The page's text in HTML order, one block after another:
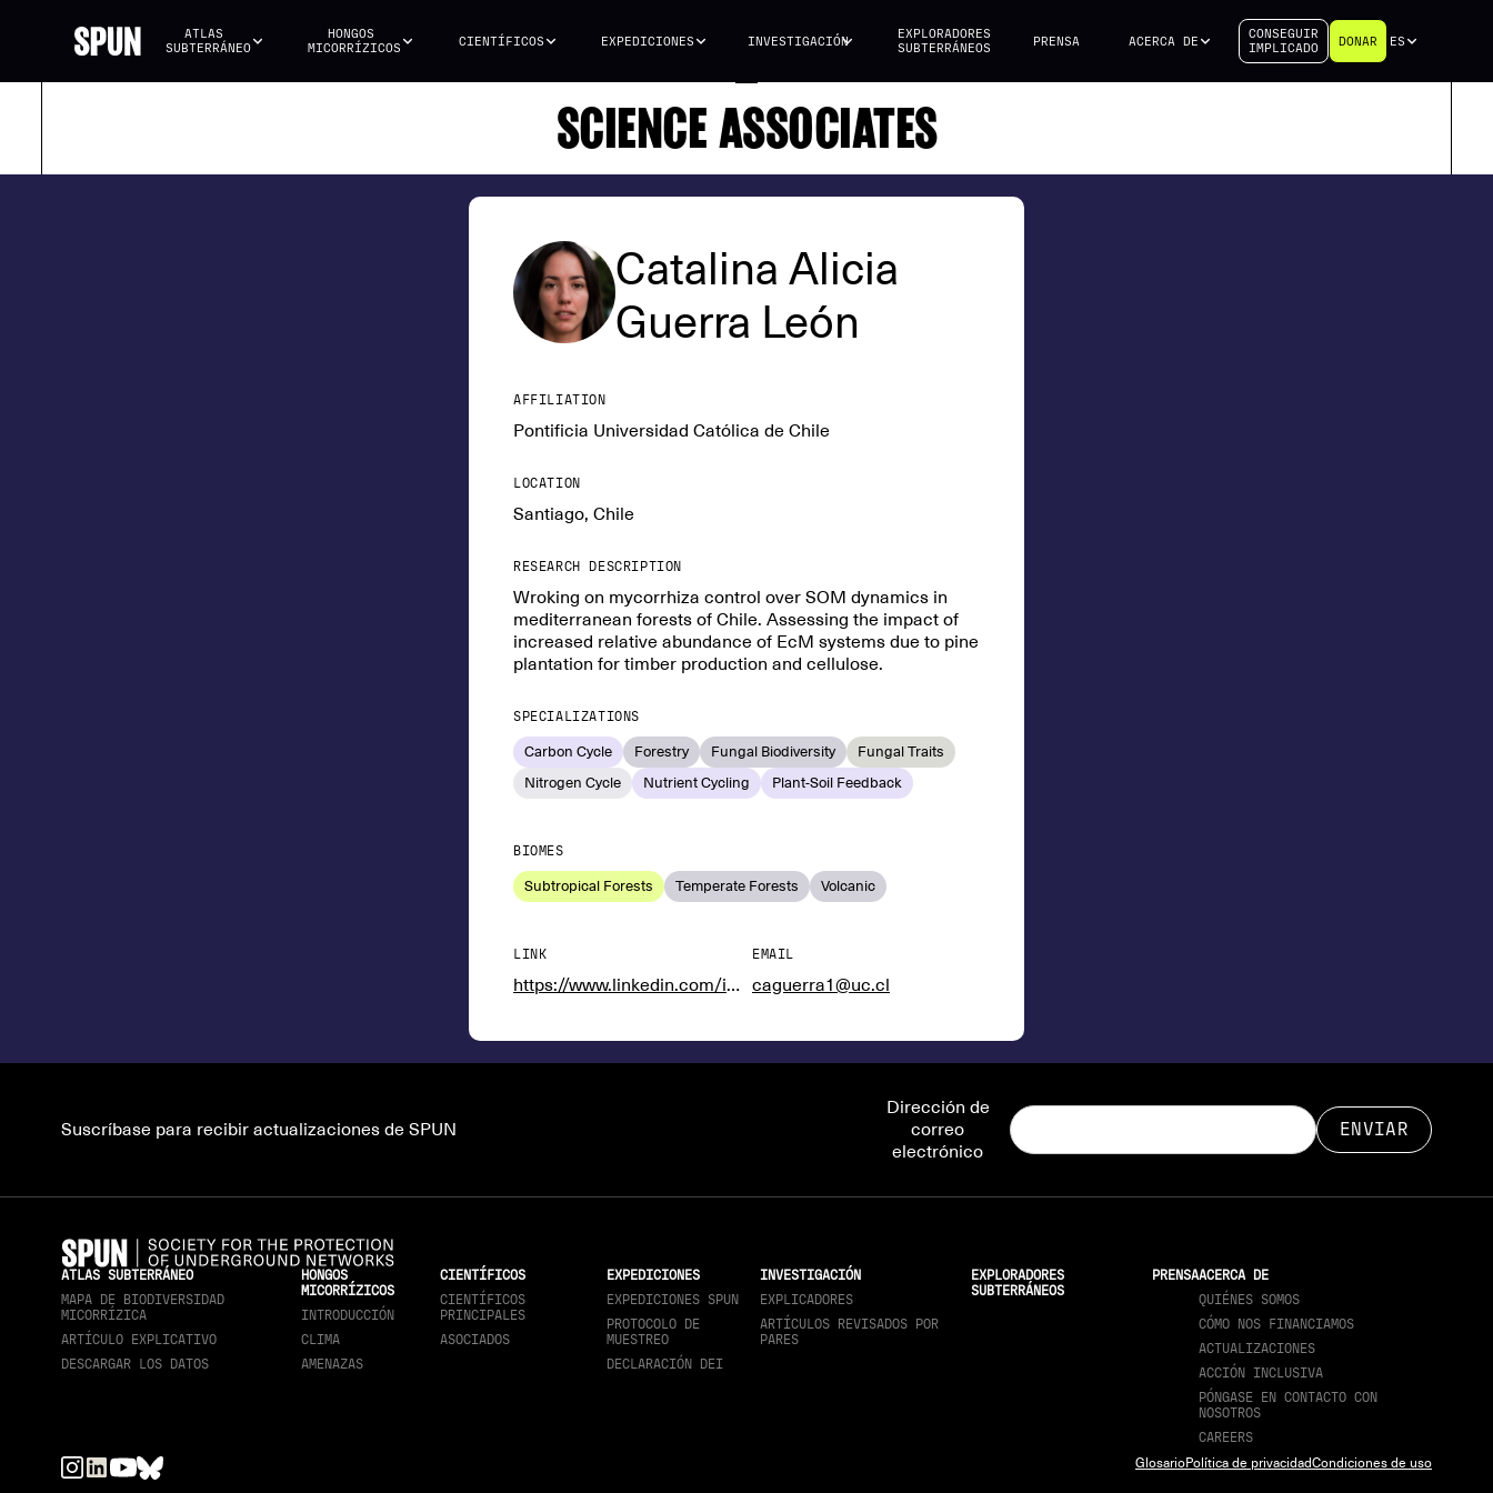
ATLAS
SUBTERRÁNEO
HONGOS
MICORRÍZICOS
CIENTÍFICOS EXPEDICIONES INVESTIGACIÓN
EXPLORADORES
SUBTERRÁNEOS
PRENSA ACERCA DE
CONSEGUIR
IMPLICADO
DONAR ES
SCIENCE ASSOCIATES
Catalina Alicia
Guerra León
AFFILIATION
Pontificia Universidad Católica de Chile
LOCATION
Santiago, Chile
RESEARCH DESCRIPTION
Wroking on mycorrhiza control over SOM dynamics in
mediterranean forests of Chile. Assessing the impact of
increased relative abundance of EcM systems due to pine
plantation for timber production and cellulose.
SPECIALIZATIONS
Carbon Cycle Forestry Fungal Biodiversity
Fungal Traits
Nitrogen Cycle
Nutrient Cycling Plant-Soil Feedback
BIOMES
Subtropical Forests Temperate Forests Volcanic
LINK
https://www.linkedin.com/in/catalina-guerra-leon/
EMAIL
caguerra1@uc.cl
Suscríbase para recibir actualizaciones de SPUN
Dirección de
correo
electrónico
ATLAS SUBTERRÁNEO
MAPA DE BIODIVERSIDAD
MICORRÍZICA
ARTÍCULO EXPLICATIVO
DESCARGAR LOS DATOS
HONGOS
MICORRÍZICOS
INTRODUCCIÓN
CLIMA
AMENAZAS
CIENTÍFICOS
CIENTÍFICOS
PRINCIPALES
ASOCIADOS
EXPEDICIONES
EXPEDICIONES SPUN
PROTOCOLO DE
MUESTREO
DECLARACIÓN DEI
INVESTIGACIÓN
EXPLICADORES
ARTÍCULOS REVISADOS POR
PARES
EXPLORADORES
SUBTERRÁNEOS
PRENSAACERCA DE
QUIÉNES SOMOS
CÓMO NOS FINANCIAMOS
ACTUALIZACIONES
ACCIÓN INCLUSIVA
PÓNGASE EN CONTACTO CON
NOSOTROS
CAREERS
GlosarioPolítica de privacidadCondiciones de uso